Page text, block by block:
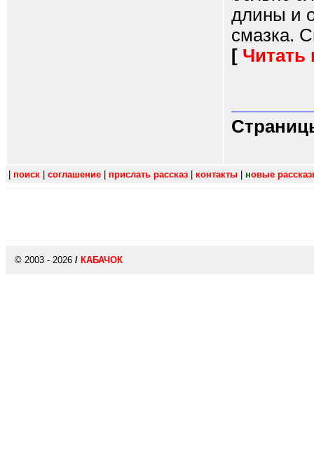
длины и
смазка.
[ Читать
поиск соглашение прислать рассказ контакты новые
© 2003 - 2026 / КАБАЧОК